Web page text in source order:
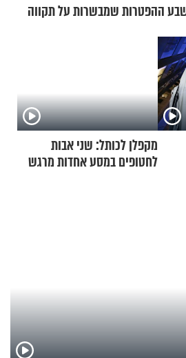
ההפטרות שמבשרות על תקווה
מקפלן לכותל: שני אבות
לחטופים במסע אחדות מרגש